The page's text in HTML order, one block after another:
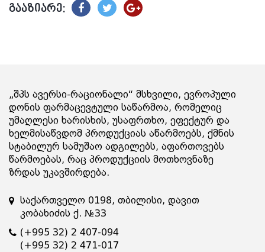
გააზიარე:
„შპს ავერსი-რაციონალი“ მსხვილი, ევროპული
დონის ფარმაცევტული საწარმოა, რომელიც
უმაღლესი ხარისხის, უსაფრთხო, ეფექტურ და
ხელმისაწვდომ პროდუქციას აწარმოებს, ქმნის
სტაბილურ სამუშაო ადგილებს, აფართოვებს
წარმოებას, რაც პროდუქციის მოთხოვნაზე
ზრდას უკავშირდება.
საქართველო 0198, თბილისი, დავით
კობახიძის ქ. №33
(+995 32) 2 407-094
(+995 32) 2 471-017